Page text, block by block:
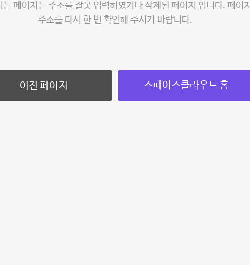
는 페이지는 주소를 잘못 입력하였거나 삭제된 페이지 입니다. 페이지
주소를 다시 한 번 확인해 주시기 바랍니다.
이전 페이지 스페이스클라우드 홈